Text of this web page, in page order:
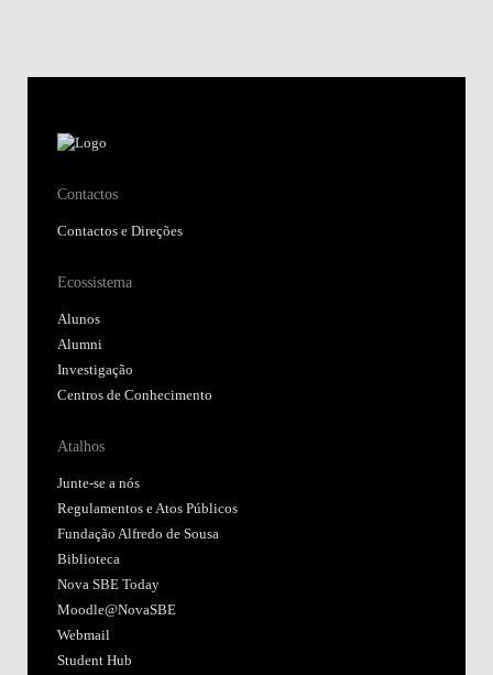
Contactos
Contactos e Direções
Ecossistema
Alunos
Alumni
Investigação
Centros de Conhecimento
Atalhos
Junte-se a nós
Regulamentos e Atos Públicos
Fundação Alfredo de Sousa
Biblioteca
Nova SBE Today
Moodle@NovaSBE
Webmail
Student Hub